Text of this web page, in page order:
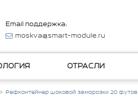
Email поддержка:
moskva@smart-module.ru
ОТРАСЛИ
Рефконтейнер шоковой заморозки 20 футов